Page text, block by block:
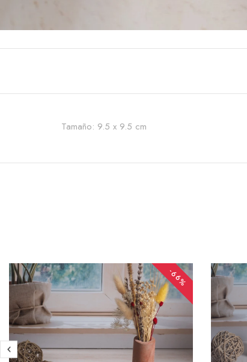
Tamaño: 9.5 x 9.5 cm
-66%